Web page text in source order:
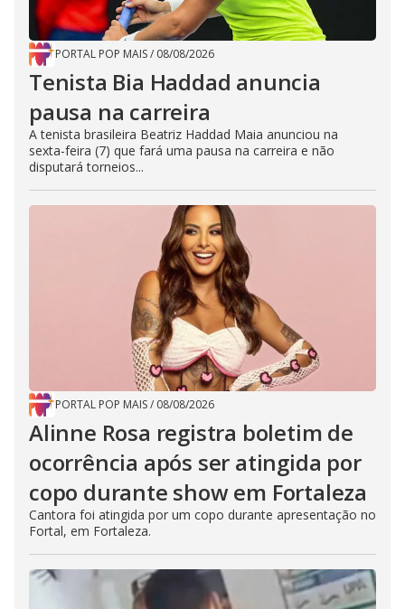
PORTAL POP MAIS/ 08/08/2026
Tenista Bia Haddad anuncia
pausa na carreira
A tenista brasileira Beatriz Haddad Maia anunciou na
sexta-feira (7) que fará uma pausa na carreira e não
disputará torneios...
PORTAL POP MAIS/ 08/08/2026
Alinne Rosa registra boletim de
ocorrência após ser atingida por
copo durante show em Fortaleza
Cantora foi atingida por um copo durante apresentação no
Fortal, em Fortaleza.